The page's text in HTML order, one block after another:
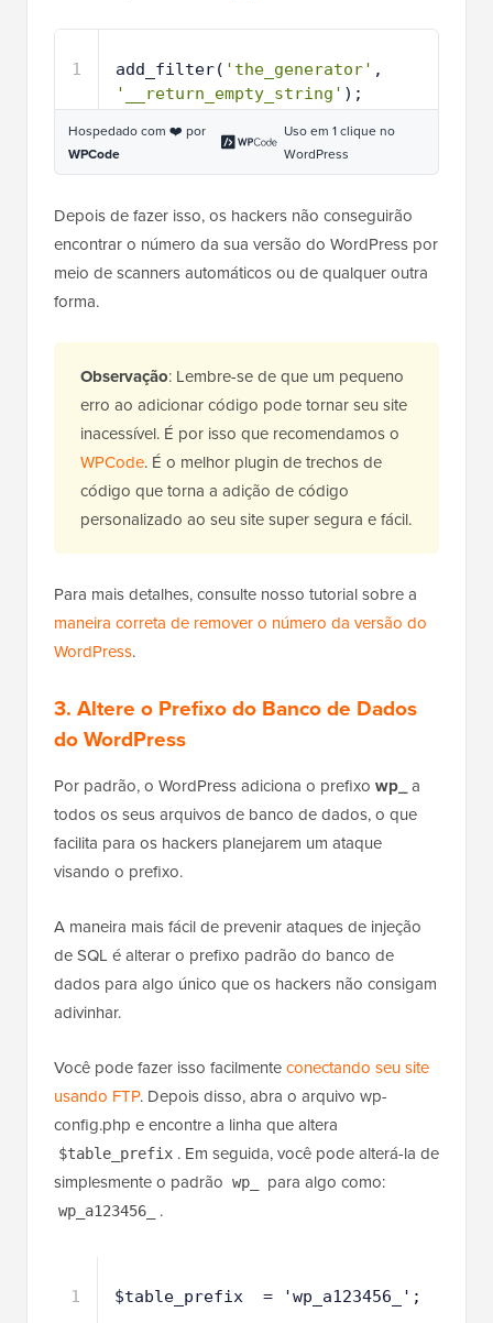
1 add_filter( 'the_generator'
'__return_empty_string' );
Hospedado com ❤️ por
WPCode
Uso em 1 clique no
WordPress
Depois de fazer isso, os hackers não conseguirão
encontrar o número da sua versão do WordPress por
meio de scanners automáticos ou de qualquer outra
Observação: Lembre-se de que um pequeno
erro ao adicionar código pode tornar seu site
inacessível. É por isso que recomendamos o
WPCode. É o melhor plugin de trechos de
código que torna a adição de código
Para mais detalhes, consulte nosso tutorial sobre a
maneira correta de remover o número da versão do
3. Altere o Prefixo do Banco de Dados
Por padrão, o WordPress adiciona o prefixo wp_a
todos os seus arquivos de banco de dados, o que
facilita para os hackers planejarem um ataque
A maneira mais fácil de prevenir ataques de injeção
de SQL é alterar o prefixo padrão do banco de
dados para algo único que os hackers não consigam
Você pode fazer isso facilmente conectando seu site
usando FTP. Depois disso, abra o arquivo wp-
config.php e encontre a linha que altera
$table_prefix . Em seguida, você pode alterá-la de
simplesmente o padrão